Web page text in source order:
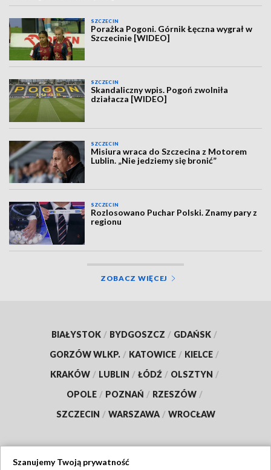
SZCZECIN
Porażka Pogoni. Górnik Łęczna wygrał w
Szczecinie [WIDEO]
SZCZECIN
Skandaliczny wpis. Pogoń zwolniła
działacza [WIDEO]
SZCZECIN
Misiura wraca do Szczecina z Motorem
Lublin. „Nie jedziemy się bronić”
SZCZECIN
Rozlosowano Puchar Polski. Znamy pary z
regionu
ZOBACZ WIĘCEJ
BIAŁYSTOK / BYDGOSZCZ / GDAŃSK /
GORZÓW WLKP. / KATOWICE / KIELCE /
KRAKÓW / LUBLIN / ŁÓDŹ / OLSZTYN /
OPOLE / POZNAŃ / RZESZÓW /
SZCZECIN / WARSZAWA / WROCŁAW
Szanujemy Twoją prywatność